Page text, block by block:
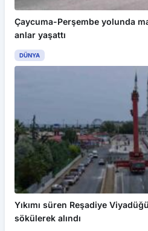
Çaycuma-Perşembe yolunda
anlar yaşattı
DÜNYA
Yıkımı süren Reşadiye
sökülerek alındı